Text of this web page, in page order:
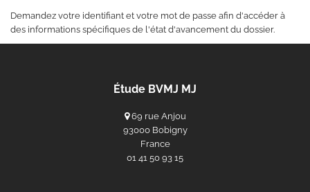
Demandez votre identifiant et votre mot de passe afin d'accéder à
des informations spécifiques de l'état d'avancement du dossier.
Étude BVMJ MJ
69 rue Anjou
93000 Bobigny
France
‭01 41 50 93 15‬